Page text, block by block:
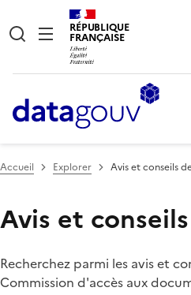
RÉPUBLIQUE
FRANÇAISE
Accueil Explorer Avis et conseils
Avis et
Recherchez parmi les avis et
Commission d'accès aux